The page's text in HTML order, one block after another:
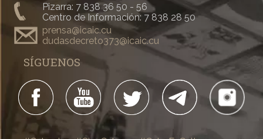
Pizarra: 7 838 36 50 - 56
Centro de Información: 7 838 28 50
prensa@icaic.cu
dudasdecreto373@icaic.cu
SÍGUENOS